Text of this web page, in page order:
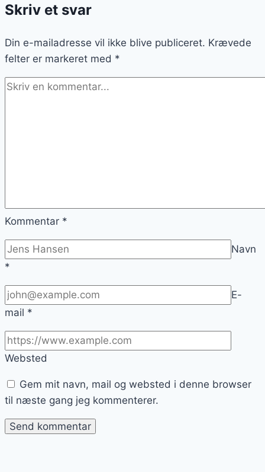
Skriv et svar
Din e-mailadresse vil ikke blive publiceret. Krævede
felter er markeret med *
Kommentar *
Navn
*
E-
mail *
Websted
Gem mit navn, mail og websted i denne browser
til næste gang jeg kommenterer.